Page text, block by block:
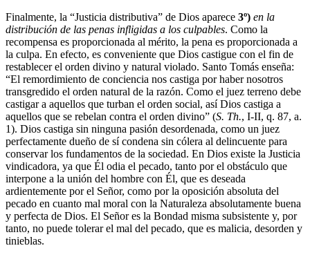
Finalmente, la “Justicia distributiva” de Dios aparece 3º) en la
distribución de las penas infligidas a los culpables. Como la
recompensa es proporcionada al mérito, la pena es proporcionada a
la culpa. En efecto, es conveniente que Dios castigue con el fin de
restablecer el orden divino y natural violado. Santo Tomás enseña:
“El remordimiento de conciencia nos castiga por haber nosotros
transgredido el orden natural de la razón. Como el juez terreno debe
castigar a aquellos que turban el orden social, así Dios castiga a
aquellos que se rebelan contra el orden divino” (S. Th., I-II, q. 87, a.
1). Dios castiga sin ninguna pasión desordenada, como un juez
perfectamente dueño de sí condena sin cólera al delincuente para
conservar los fundamentos de la sociedad. En Dios existe la Justicia
vindicadora, ya que Él odia el pecado, tanto por el obstáculo que
interpone a la unión del hombre con Él, que es deseada
ardientemente por el Señor, como por la oposición absoluta del
pecado en cuanto mal moral con la Naturaleza absolutamente buena
y perfecta de Dios. El Señor es la Bondad misma subsistente y, por
tanto, no puede tolerar el mal del pecado, que es malicia, desorden y
tinieblas.